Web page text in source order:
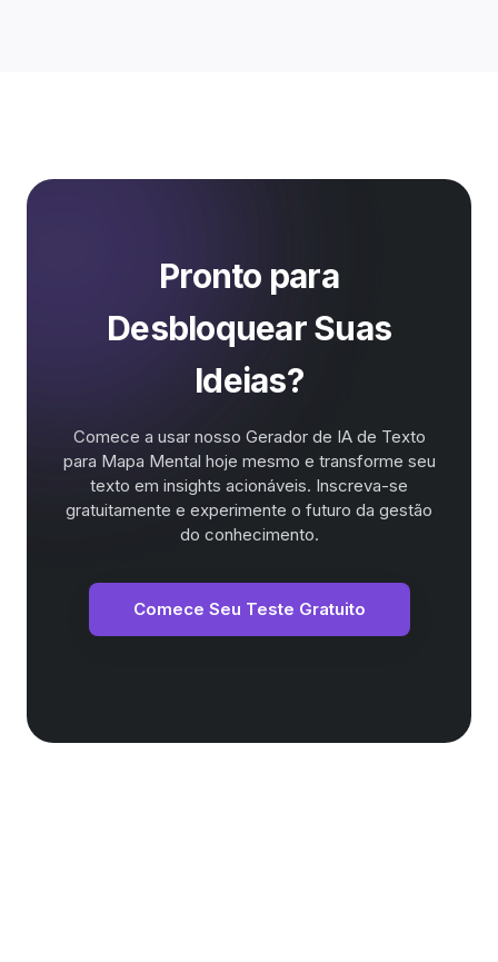
Pronto para
Desbloquear Suas
Ideias?
Comece a usar nosso Gerador de IA de Texto
para Mapa Mental hoje mesmo e transforme seu
texto em insights acionáveis. Inscreva-se
gratuitamente e experimente o futuro da gestão
do conhecimento.
Comece Seu Teste Gratuito